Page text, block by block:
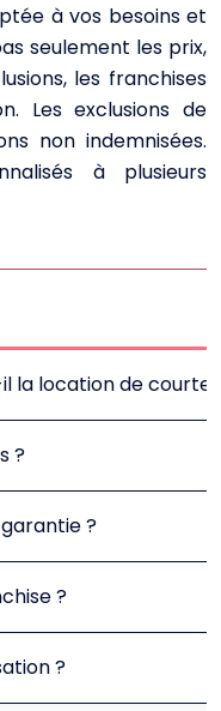
à vos besoins et
seulement les prix,
les franchises
Les exclusions de
non indemnisées.
à plusieurs
location de courte
?
?
?
?